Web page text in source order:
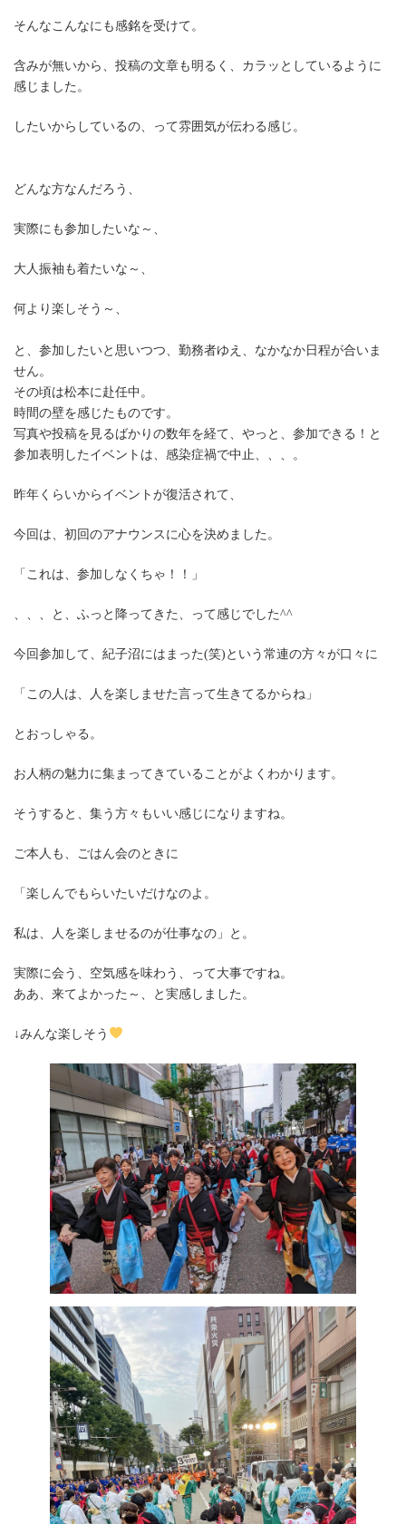
そんなこんなにも感銘を受けて。
含みが無いから、投稿の文章も明るく、カラッとしているように
感じました。
したいからしているの、って雰囲気が伝わる感じ。
どんな方なんだろう、
実際にも参加したいな～、
大人振袖も着たいな～、
何より楽しそう～、
と、参加したいと思いつつ、勤務者ゆえ、なかなか日程が合いま
せん。
その頃は松本に赴任中。
時間の壁を感じたものです。
写真や投稿を見るばかりの数年を経て、やっと、参加できる！と
参加表明したイベントは、感染症禍で中止、、、。
昨年くらいからイベントが復活されて、
今回は、初回のアナウンスに心を決めました。
「これは、参加しなくちゃ！！」
、、、と、ふっと降ってきた、って感じでした^^
今回参加して、紀子沼にはまった(笑)という常連の方々が口々に
「この人は、人を楽しませた言って生きてるからね」
とおっしゃる。
お人柄の魅力に集まってきていることがよくわかります。
そうすると、集う方々もいい感じになりますね。
ご本人も、ごはん会のときに
「楽しんでもらいたいだけなのよ。
私は、人を楽しませるのが仕事なの」と。
実際に会う、空気感を味わう、って大事ですね。
ああ、来てよかった～、と実感しました。
↓みんな楽しそう